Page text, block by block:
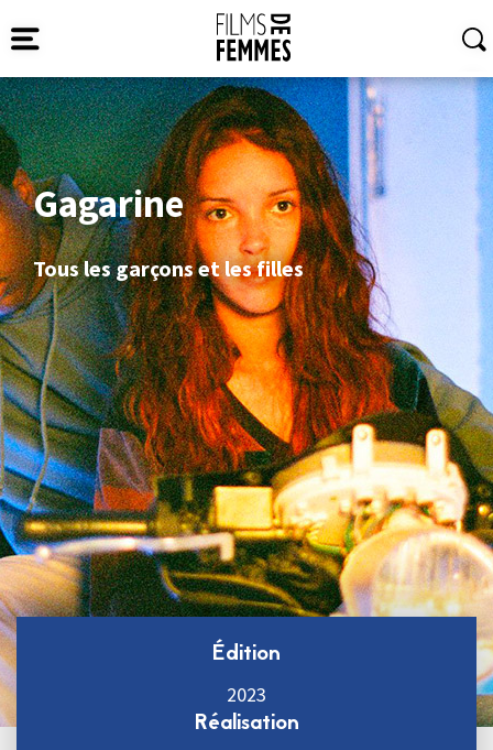
Gagarine
Tous les garçons et les filles
Édition
2023
Réalisation